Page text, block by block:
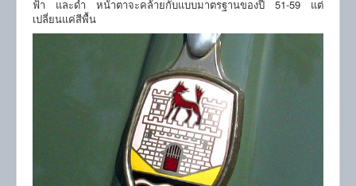
ฟ้า และดำ หน้าตาจะคล้ายกับแบบมาตรฐานของปี 51-59 แต่
เปลี่ยนแค่สีพื้น